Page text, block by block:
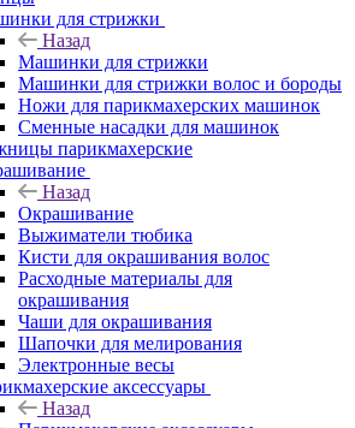
для стрижки
Назад
Машинки для стрижки
Машинки для стрижки волос и бороды
Ножи для парикмахерских машинок
Сменные насадки для машинок
парикмахерские
Назад
Окрашивание
Выжиматели тюбика
Кисти для окрашивания волос
Расходные материалы для
окрашивания
Чаши для окрашивания
Шапочки для мелирования
Электронные весы
аксессуары
Назад